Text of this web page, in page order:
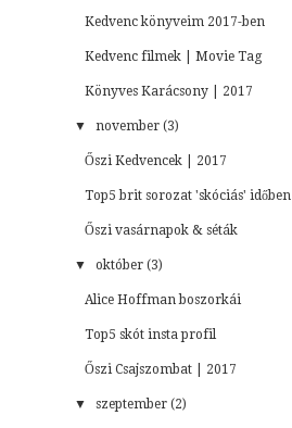
Kedvenc könyveim 2017-ben
Kedvenc filmek | Movie Tag
Könyves Karácsony | 2017
▼ november (3)
Őszi Kedvencek | 2017
Top5 brit sorozat 'skóciás' időben
Őszi vasárnapok & séták
▼ október (3)
Alice Hoffman boszorkái
Top5 skót insta profil
Őszi Csajszombat | 2017
▼ szeptember (2)